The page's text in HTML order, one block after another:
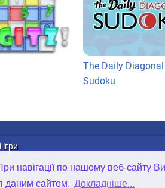
навігації по нашому веб-сайту
даним сайтом. Докладніше...
The Daily Diagonal
Sudoku
ігри
ігри